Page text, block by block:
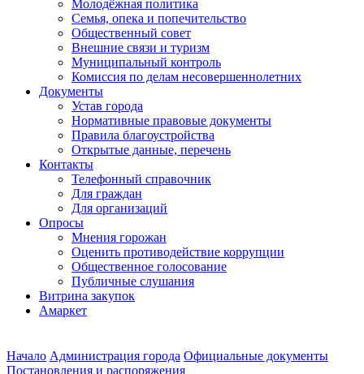
Молодёжная политика
Семья, опека и попечительство
Общественный совет
Внешние связи и туризм
Муниципальный контроль
Комиссия по делам несовершеннолетних
Документы
Устав города
Нормативные правовые документы
Правила благоустройства
Открытые данные, перечень
Контакты
Телефонный справочник
Для граждан
Для организаций
Опросы
Мнения горожан
Оценить противодействие коррупции
Общественное голосование
Публичные слушания
Витрина закупок
Амаркет
Начало Администрация города Официальные документы
Постановления и распоряжения